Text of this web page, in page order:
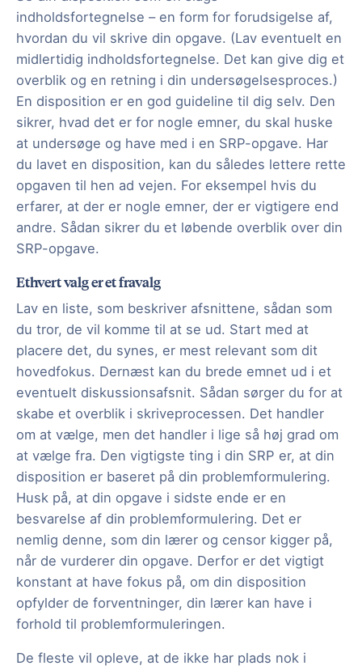
indholdsfortegnelse – en form for forudsigelse af,
hvordan du vil skrive din opgave. (Lav eventuelt en
midlertidig indholdsfortegnelse. Det kan give dig et
overblik og en retning i din undersøgelsesproces.)
En disposition er en god guideline til dig selv. Den
sikrer, hvad det er for nogle emner, du skal huske
at undersøge og have med i en SRP-opgave. Har
du lavet en disposition, kan du således lettere rette
opgaven til hen ad vejen. For eksempel hvis du
erfarer, at der er nogle emner, der er vigtigere end
andre. Sådan sikrer du et løbende overblik over din
SRP-opgave.
Ethvert valg er et fravalg
Lav en liste, som beskriver afsnittene, sådan som
du tror, de vil komme til at se ud. Start med at
placere det, du synes, er mest relevant som dit
hovedfokus. Dernæst kan du brede emnet ud i et
eventuelt diskussionsafsnit. Sådan sørger du for at
skabe et overblik i skriveprocessen. Det handler
om at vælge, men det handler i lige så høj grad om
at vælge fra. Den vigtigste ting i din SRP er, at din
disposition er baseret på din problemformulering.
Husk på, at din opgave i sidste ende er en
besvarelse af din problemformulering. Det er
nemlig denne, som din lærer og censor kigger på,
når de vurderer din opgave. Derfor er det vigtigt
konstant at have fokus på, om din disposition
opfylder de forventninger, din lærer kan have i
forhold til problemformuleringen.
De fleste vil opleve, at de ikke har plads nok i